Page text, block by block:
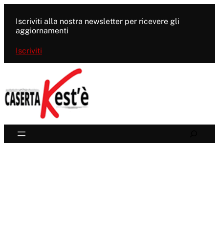
contenuto
Iscriviti alla nostra newsletter per ricevere gli
aggiornamenti
Iscriviti